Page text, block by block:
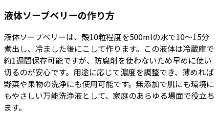
液体ソープベリーの作り方
液体ソープベリーは、殻10粒程度を500mlの水で10〜15分
煮出し、冷ました後にこして作ります。この液体は冷蔵庫で
約1週間保存可能ですが、防腐剤を使わないため早めに使い
切るのが安心です。用途に応じて濃度を調整でき、薄めれば
野菜や果物の洗浄にも使用可能です。無添加で肌にも環境に
もやさしい万能洗浄液として、家庭のあらゆる場面で役立ち
ます。